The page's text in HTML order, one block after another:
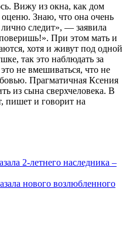
Вижу из окна, как дом
оценю. Знаю, что она очень
следит», — заявила
При этом мать и
хотя и живут под одной
так это наблюдать за
не вмешиваться, что не
Прагматичная Ксения
из сына сверхчеловека. В
пишет и говорит на
2-летнего наследника –
нового возлюбленного